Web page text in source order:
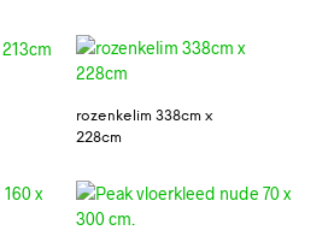
rozenkelim 338cm x
228cm